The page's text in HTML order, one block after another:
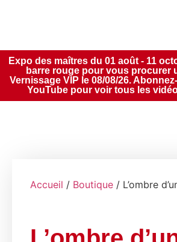
Expo des maîtres du 01 août - 11
barre rouge pour vous procurer
Vernissage VIP le 08/08/26.
YouTube pour voir tous les
Accueil / Boutique / L’ombre